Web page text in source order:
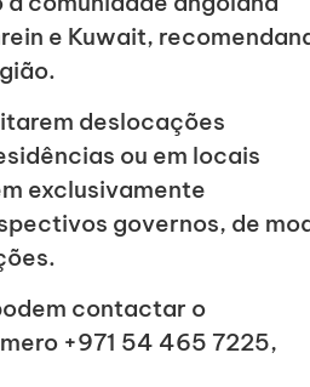
e Kuwait,
deslocações
ou em locais
exclusivamente
governos, de
contactar o
+971 54 465 7225,